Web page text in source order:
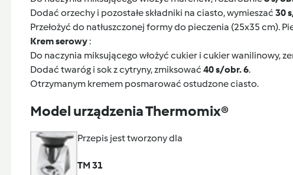
Dodać orzechy i pozostałe składniki na ciasto, wymieszać 30
Przełożyć do natłuszczonej formy do pieczenia (25x35 cm).
Krem serowy:
Do naczynia miksującego włożyć cukier i cukier wanilinowy,
Dodać twaróg i sok z cytryny, zmiksować 40 s/obr. 6.
Otrzymanym kremem posmarować ostudzone ciasto.
Model urządzenia Thermomix®
Przepis jest tworzony dla
TM 31